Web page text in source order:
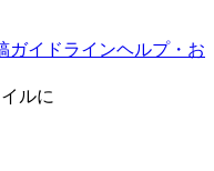
ガイドラインヘルプ・お
ルに